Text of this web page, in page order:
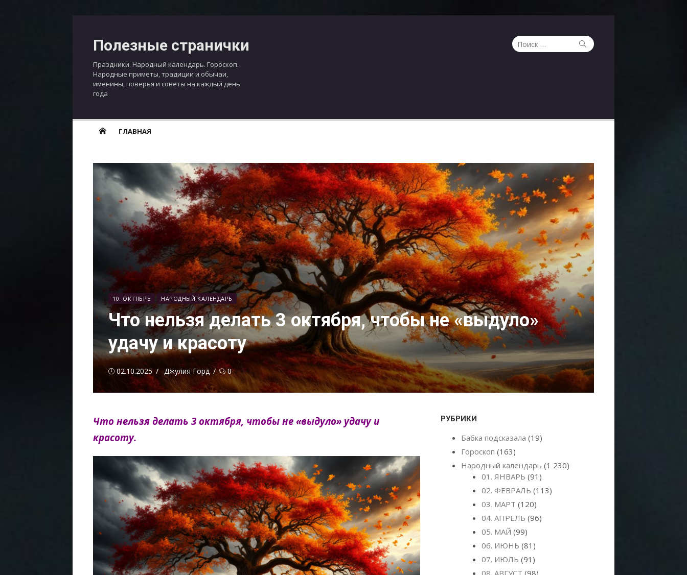
Полезные странички
Праздники. Народный календарь. Гороскоп.
Народные приметы, традиции и обычаи,
именины, поверья и советы на каждый день
года
Поиск
по:
Поиск
ГЛАВНАЯ
10. ОКТЯБРЬ НАРОДНЫЙ КАЛЕНДАРЬ
Что нельзя делать 3 октября, чтобы не «выдуло»
удачу и красоту
Опубликовано
02.10.2025 Автор
Джулия Горд 0
Что нельзя делать 3 октября, чтобы не «выдуло» удачу и
красоту.
РУБРИКИ
Бабка подсказала (19)
Гороскоп (163)
Народный календарь (1 230)
01. ЯНВАРЬ (91)
02. ФЕВРАЛЬ (113)
03. МАРТ (120)
04. АПРЕЛЬ (96)
05. МАЙ (99)
06. ИЮНЬ (81)
07. ИЮЛЬ (91)
08. АВГУСТ (98)